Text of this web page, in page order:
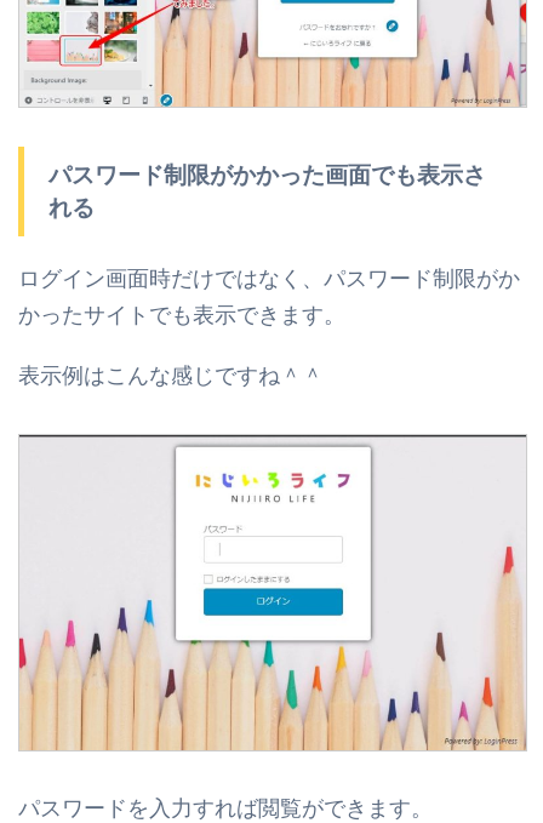
パスワード制限がかかった画面でも表示さ
れる
ログイン画面時だけではなく、パスワード制限がか
かったサイトでも表示できます。
表示例はこんな感じですね＾＾
パスワードを入力すれば閲覧ができます。